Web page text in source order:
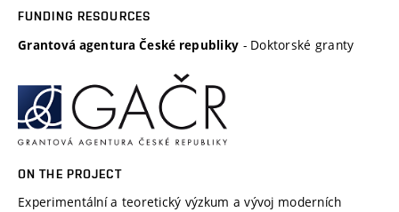
FUNDING RESOURCES
Grantová agentura České republiky - Doktorské granty
ON THE PROJECT
Experimentální a teoretický výzkum a vývoj moderních